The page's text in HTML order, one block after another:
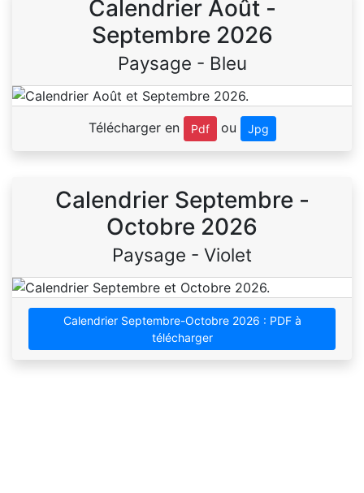
Calendrier Août -
Septembre 2026
Paysage - Bleu
Télécharger en Pdf ou Jpg
Calendrier Septembre -
Octobre 2026
Paysage - Violet
Calendrier Septembre-Octobre 2026 : PDF à
télécharger